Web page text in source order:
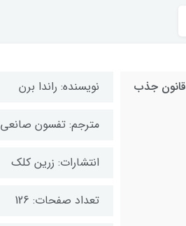
قانون جذب نویسنده: راندا برن
مترجم: تفسون صانعی
انتشارات: زرین کلک
تعداد صفحات: 126